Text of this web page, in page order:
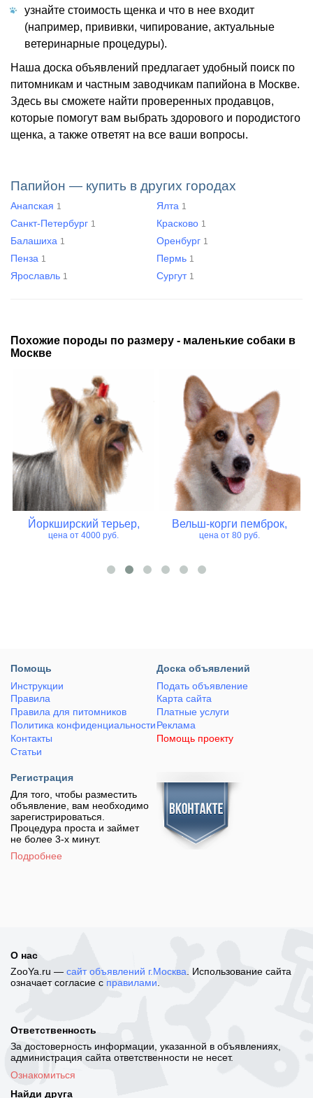
узнайте стоимость щенка и что в нее входит
(например, прививки, чипирование, актуальные
ветеринарные процедуры).
Наша доска объявлений предлагает удобный поиск по
питомникам и частным заводчикам папийона в Москве.
Здесь вы сможете найти проверенных продавцов,
которые помогут вам выбрать здорового и породистого
щенка, а также ответят на все ваши вопросы.
Папийон — купить в других городах
Анапская 1 Ялта 1
Санкт-Петербург 1 Красково 1
Балашиха 1 Оренбург 1
Пенза 1 Пермь 1
Ярославль 1 Сургут 1
Похожие породы по размеру - маленькие собаки в
Москве
Вельш-корги пемброк,
цена от 80 руб.
Мопс,
цена от 8000 руб.
Помощь
Инструкции
Правила
Правила для питомников
Политика конфиденциальности
Контакты
Статьи
Доска объявлений
Подать объявление
Карта сайта
Платные услуги
Реклама
Помощь проекту
Регистрация
Для того, чтобы разместить
объявление, вам необходимо
зарегистрироваться.
Процедура проста и займет
не более 3-х минут.
Подробнее
О нас
ZooYa.ru — сайт объявлений г.Москва . Использование сайта
означает согласие с правилами
Ответственность
За достоверность информации, указанной в объявлениях,
администрация сайта ответственности не несет.
Ознакомиться
Найди друга